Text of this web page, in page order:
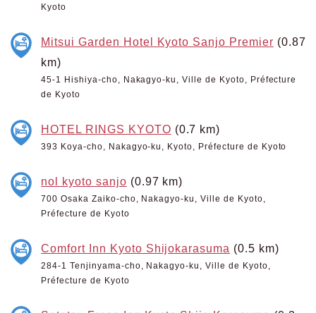
Kyoto
Mitsui Garden Hotel Kyoto Sanjo Premier (0.87
km)
45-1 Hishiya-cho, Nakagyo-ku, Ville de Kyoto, Préfecture
de Kyoto
HOTEL RINGS KYOTO (0.7 km)
393 Koya-cho, Nakagyo-ku, Kyoto, Préfecture de Kyoto
nol kyoto sanjo (0.97 km)
700 Osaka Zaiko-cho, Nakagyo-ku, Ville de Kyoto,
Préfecture de Kyoto
Comfort Inn Kyoto Shijokarasuma (0.5 km)
284-1 Tenjinyama-cho, Nakagyo-ku, Ville de Kyoto,
Préfecture de Kyoto